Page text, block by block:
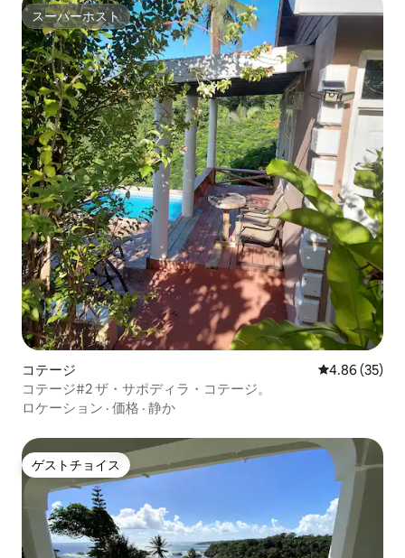
スーパーホスト
スーパーホスト
コテージ レビュー35
4.86 (35)
コテージ#2 ザ・サポディラ・コテージ。
ロケーション · 価格 · 静か
ゲストチョイス
ゲストチョイス